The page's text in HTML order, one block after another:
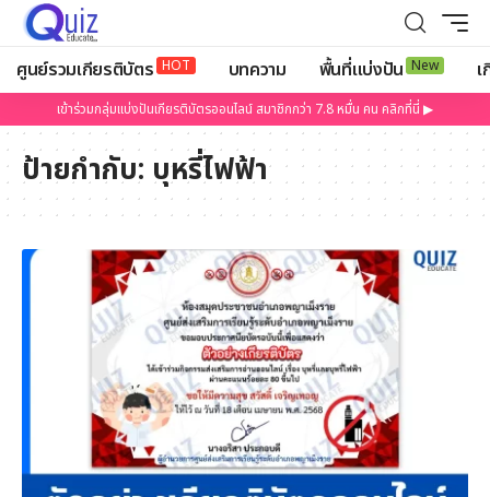
ศูนย์รวมเกียรติบัตร HOT บทความ พื้นที่แบ่งปัน New
เข้าร่วมกลุ่มแบ่งปันเกียรติบัตรออนไลน์ สมาชิกกว่า 7.8 หมื่น คน คลิกที่นี่ ▶
ป้ายกำกับ: บุหรี่ไฟฟ้า